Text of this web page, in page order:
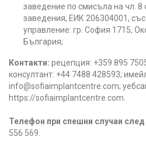
заведение по смисъла на чл. 8
заведения, ЕИК 206304001,
управление: гр. София 1715,
България;
Контакти: рецепция: +359 895
консултант: +44 7488 428593;
info@sofiaimplantcentre.com;
https://sofiaimplantcentre.com.
Телефон при спешни случаи
556 569.